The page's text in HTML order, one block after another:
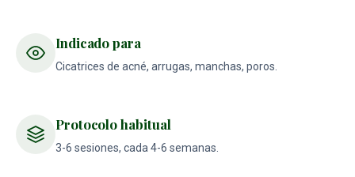
Indicado para
Cicatrices de acné, arrugas, manchas, poros.
Protocolo habitual
3-6 sesiones, cada 4-6 semanas.